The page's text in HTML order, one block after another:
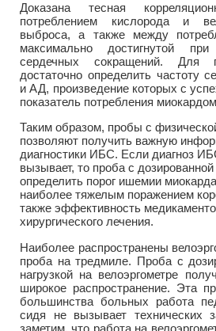
Доказана тесная
потреблением кислорода и
выброса, а также между
максимально достигнутой при
сердечных сокращений. Для
достаточно определить частоту
и АД, произведение которых с
показатель потребления
Таким образом, пробы с
позволяют получить важную
диагностики ИБС. Если диагноз
вызывает, то проба с дозированной
определить порог ишемии
наиболее тяжелым поражением
также эффективность
хирургического лечения.
Наиболее распространены
проба на тредмиле. Проба с
нагрузкой на велоэргометре
широкое распространение. Эта
большинства больных работа
сидя не вызывает технических
заметим, что работа на